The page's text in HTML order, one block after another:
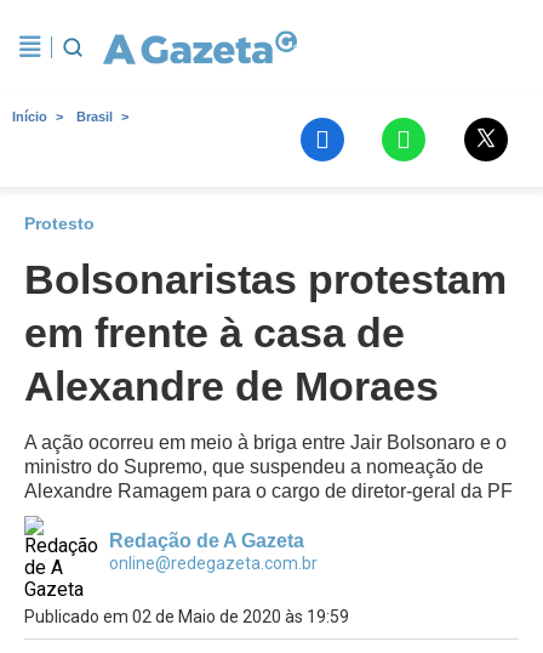
Início Brasil
Protesto
Bolsonaristas protestam
em frente à casa de
Alexandre de Moraes
A ação ocorreu em meio à briga entre Jair Bolsonaro e o
ministro do Supremo, que suspendeu a nomeação de
Alexandre Ramagem para o cargo de diretor-geral da PF
Redação de A Gazeta
online@redegazeta.com.br
Publicado em 02 de Maio de 2020 às 19:59